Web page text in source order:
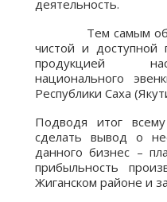
деятельность.
Тем самым
чистой и
продукцией
национального
Республики Саха
Подводя итог
сделать вывод о
данного бизнес –
прибыльность
Жиганском районе и